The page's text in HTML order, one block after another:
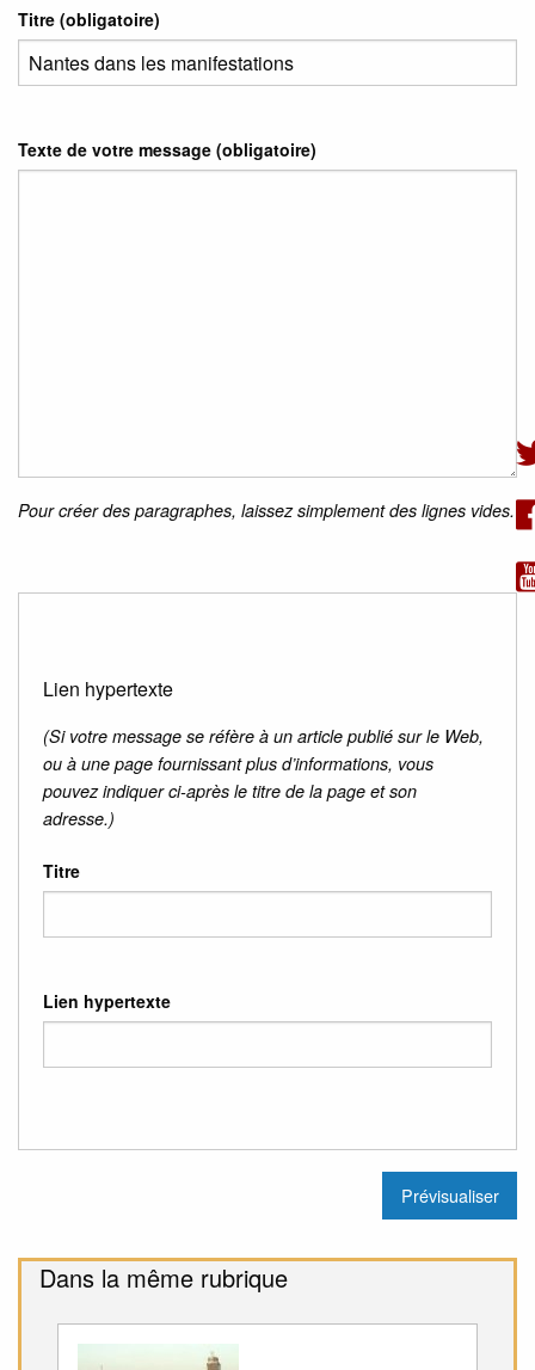
Titre (obligatoire)
Texte de votre message (obligatoire)
Pour créer des paragraphes, laissez simplement des lignes vides.
Lien hypertexte
(Si votre message se réfère à un article publié sur le Web,
ou à une page fournissant plus d’informations, vous
pouvez indiquer ci-après le titre de la page et son
adresse.)
Titre
Lien hypertexte
Dans la même rubrique